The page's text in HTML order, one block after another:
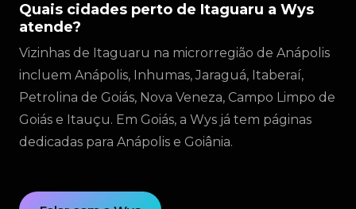
Quais cidades perto de Itaguaru a Wys
atende?
Vizinhas de Itaguaru na microrregião de Anápolis
incluem Anápolis, Inhumas, Jaraguá, Itaberaí,
Petrolina de Goiás, Nova Veneza, Campo Limpo de
Goiás e Itauçu. Em Goiás, a Wys já tem páginas
dedicadas para Anápolis e Goiânia.